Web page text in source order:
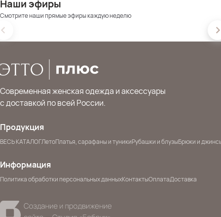
Наши эфиры
Смотрите наши прямые эфиры каждую неделю
Современная женская одежда и аксессуары
с доставкой по всей России.
Продукция
ВЕСЬ КАТАЛОГЛетоПлатья, сарафаны и туникиРубашки и блузыБрюки и
Информация
Политика обработки персональных данныхКонтактыОплатаДоставка